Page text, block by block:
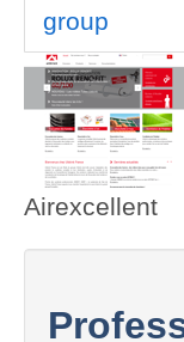
group
Airexcellent